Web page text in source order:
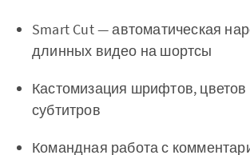
Smart Cut — автоматическая
длинных видео на шортсы
Кастомизация шрифтов, цветов
субтитров
Командная работа с